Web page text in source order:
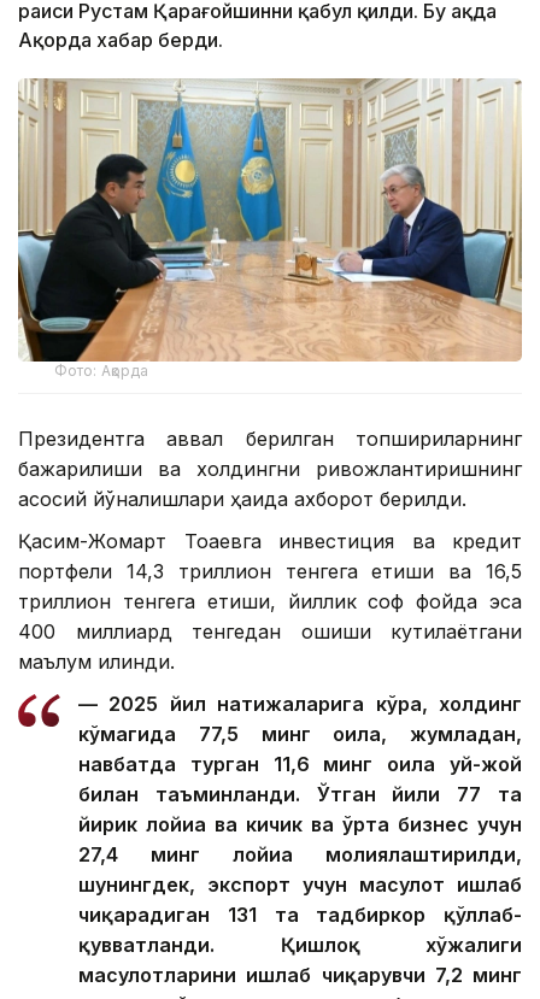
раиси Рустам Қарағойшинни қабул қилди. Бу ҳақда
Ақорда хабар берди.
Фото: Ақорда
Президентга аввал берилган топшириқларнинг
бажарилиши ва холдингни ривожлантиришнинг
асосий йўналишлари ҳақида ахборот берилди.
Қасим-Жомарт Тоқаевга инвестиция ва кредит
портфели 14,3 триллион тенгега етиши ва 16,5
триллион тенгега етиши, йиллик соф фойда эса
400 миллиард тенгедан ошиши кутилаётгани
маълум қилинди.
— 2025 йил натижаларига кўра, холдинг
кўмагида 77,5 минг оила, жумладан,
навбатда турган 11,6 минг оила уй-жой
билан таъминланди. Ўтган йили 77 та
йирик лойиҳа ва кичик ва ўрта бизнес учун
27,4 минг лойиҳа молиялаштирилди,
шунингдек, экспорт учун маҳсулот ишлаб
чиқарадиган 131 та тадбиркор қўллаб-
қувватланди. Қишлоқ хўжалиги
маҳсулотларини ишлаб чиқарувчи 7,2 минг